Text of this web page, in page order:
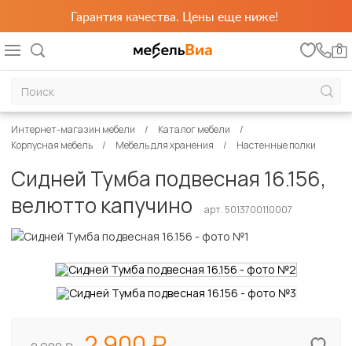
Гарантия качества. Цены еще ниже!
0
Интернет-магазин мебели
Каталог мебели
Корпусная мебель
Мебель для хранения Настенные полки
Сидней Тумба подвесная 16.156,
велютто капучино
арт. 5013700110007